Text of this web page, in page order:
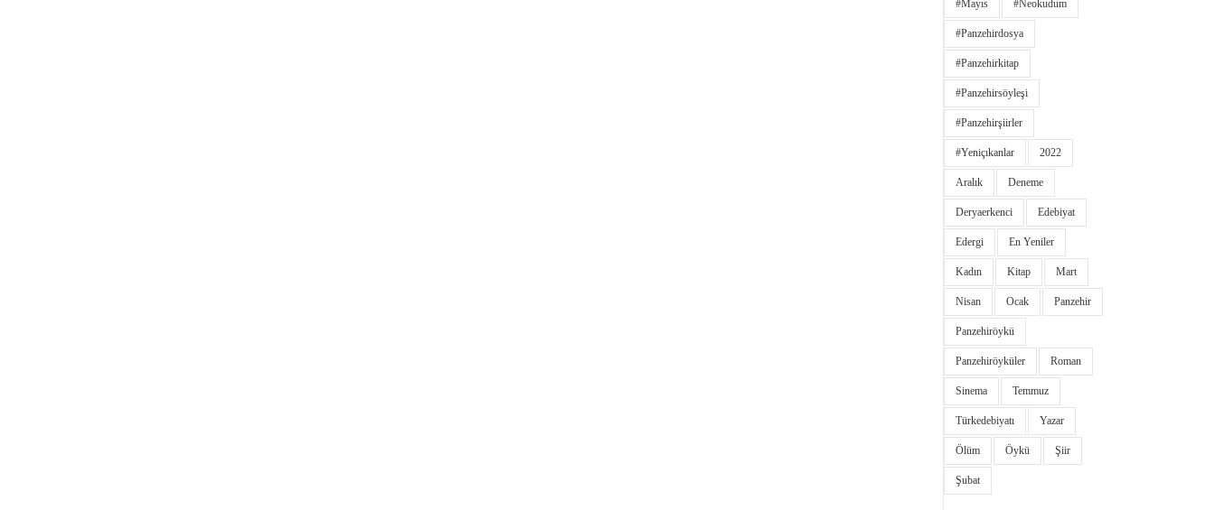
#Mayıs #neokudum
#panzehirdosya
#panzehirkitap
#panzehirsöyleşi
#panzehirşiirler
#yeniçıkanlar 2022
Aralık Deneme
Deryaerkenci Edebiyat
Edergi En Yeniler
Kadın Kitap Mart
Nisan Ocak Panzehir
Panzehiröykü
Panzehiröyküler Roman
Sinema Temmuz
Türkedebiyatı Yazar
Ölüm Öykü Şiir
Şubat